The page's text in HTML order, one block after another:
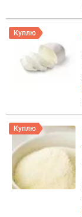
Куплю
Куплю